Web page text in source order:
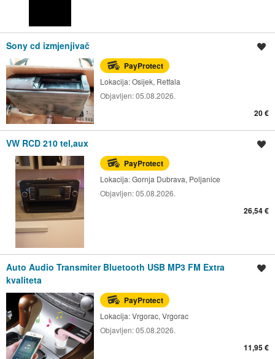
Sony cd izmjenjivač
PayProtect
Lokacija:Osijek, Retfala
Objavljen:05.08.2026.
20 €
VW RCD 210 tel,aux
PayProtect
Lokacija:Gornja Dubrava, Poljanice
Objavljen:05.08.2026.
26,54 €
Auto Audio Transmiter Bluetooth USB MP3 FM Extra
kvaliteta
PayProtect
Lokacija:Vrgorac, Vrgorac
Objavljen:05.08.2026.
11,95 €